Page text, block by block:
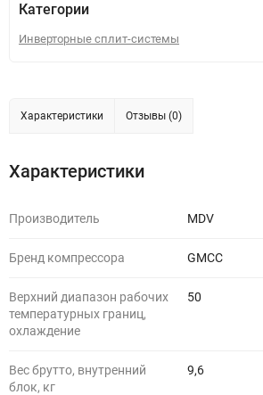
Категории
Инверторные сплит-системы
Характеристики Отзывы (0)
Характеристики
Производитель MDV
Бренд компрессора GMCC
Верхний диапазон рабочих
температурных границ,
охлаждение
50
Вес брутто, внутренний
блок, кг
9,6